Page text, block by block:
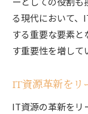
る現代において、
する重要な要素と
す重要性を増して
IT資源革新をリ
IT資源の革新をリ